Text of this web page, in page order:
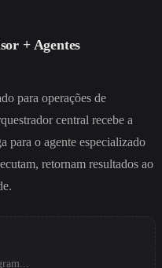
+ Agentes
para operações de
central recebe a
para o agente especializado
retornam resultados ao